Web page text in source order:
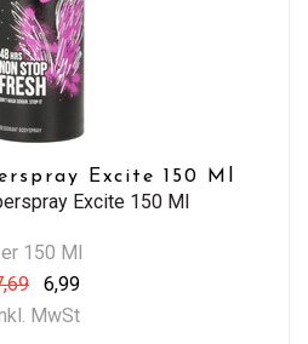
Excite 150 Ml
Excite 150 Ml
150 Ml
6,99
MwSt